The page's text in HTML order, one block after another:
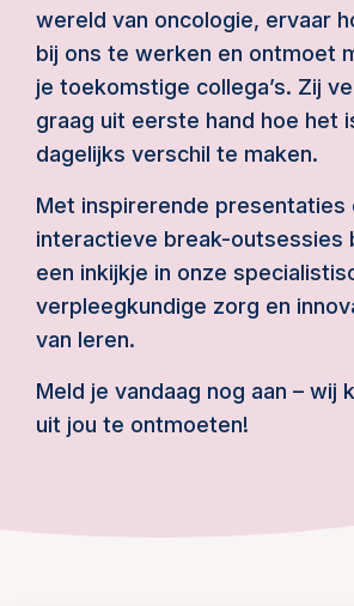
wereld van oncologie, ervaar
bij ons te werken en ontmoet
je toekomstige collega’s. Zij
graag uit eerste hand hoe het
dagelijks verschil te maken.
Met inspirerende presentaties
interactieve break-outsessies
een inkijkje in onze
verpleegkundige zorg en
van leren.
Meld je vandaag nog aan – wij
uit jou te ontmoeten!